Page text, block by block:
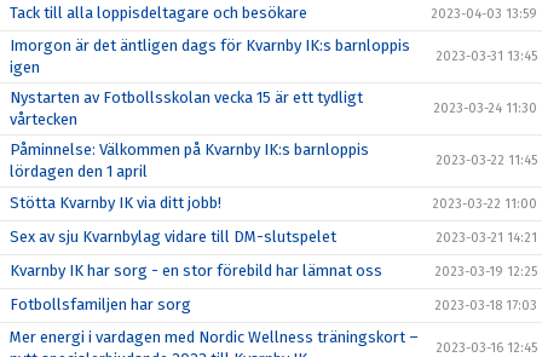
Tack till alla loppisdeltagare och besökare 2023-04-03 13:59
Imorgon är det äntligen dags för Kvarnby IK:s barnloppis
igen
2023-03-31 13:45
Nystarten av Fotbollsskolan vecka 15 är ett tydligt
vårtecken
2023-03-24 11:30
Påminnelse: Välkommen på Kvarnby IK:s barnloppis
lördagen den 1 april
2023-03-22 11:45
Stötta Kvarnby IK via ditt jobb! 2023-03-22 11:00
Sex av sju Kvarnbylag vidare till DM-slutspelet 2023-03-21 14:21
Kvarnby IK har sorg - en stor förebild har lämnat oss 2023-03-19 12:25
Fotbollsfamiljen har sorg 2023-03-18 17:03
Mer energi i vardagen med Nordic Wellness träningskort –
2023-03-16 12:45